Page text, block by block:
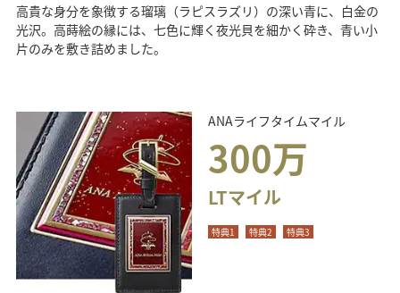
高貴な身分を象徴する瑠璃（ラピスラズリ）の深い青に、白金の
光沢。高蒔絵の縁には、七色に輝く夜光貝を細かく砕き、青い小
片のみを敷き詰めました。
ANAライフタイムマイル
300万
LTマイル
特典1 特典2 特典3